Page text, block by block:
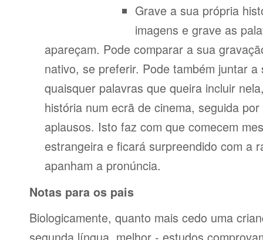
Grave a sua própria
imagens e grave as
apareçam. Pode comparar a sua
nativo, se preferir. Pode também juntar a
quaisquer palavras que queira incluir
história num ecrã de cinema, seguida
aplausos. Isto faz com que comecem
estrangeira e ficará surpreendido com a
apanham a pronúncia.
Notas para os pais
Biologicamente, quanto mais cedo uma